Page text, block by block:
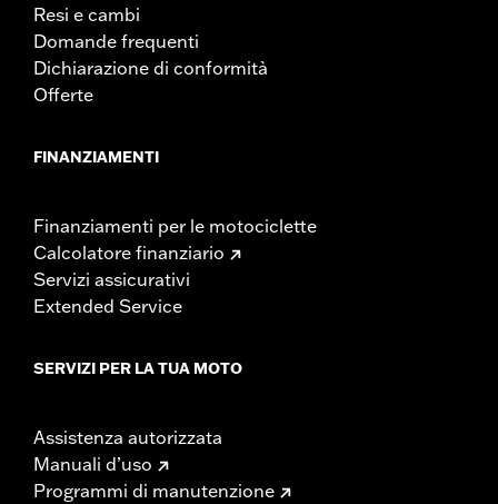
Resi e cambi
Domande frequenti
Dichiarazione di conformità
Offerte
FINANZIAMENTI
Finanziamenti per le motociclette
Calcolatore finanziario
Servizi assicurativi
Extended Service
SERVIZI PER LA TUA MOTO
Assistenza autorizzata
Manuali d’uso
Programmi di manutenzione